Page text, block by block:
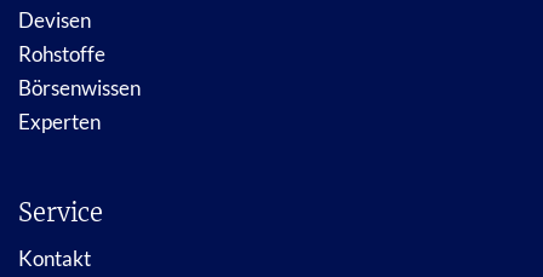
Devisen
Rohstoffe
Börsenwissen
Experten
Service
Kontakt